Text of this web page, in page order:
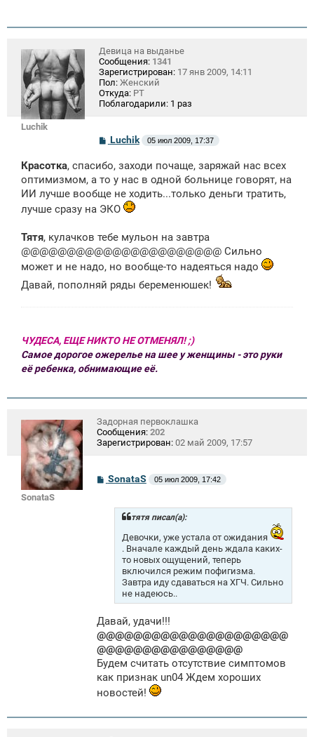
Luchik
Девица на выданье
Сообщения: 1341
Зарегистрирован: 17 янв 2009, 14:11
Пол: Женский
Откуда: РТ
Поблагодарили: 1 раз
С
о
б
щ
н
и
Luchik 05 июл 2009, 17:37
Красотка, спасибо, заходи почаще, заряжай нас всех
оптимизмом, а то у нас в одной больнице говорят, на
ИИ лучше вообще не ходить...только деньги тратить,
лучше сразу на ЭКО
Тятя, кулачков тебе мульон на завтра
@@@@@@@@@@@@@@@@@@@@@@ Сильно
может и не надо, но вообще-то надеяться надо
Давай, пополняй ряды беременюшек!
ЧУДЕСА, ЕЩЕ НИКТО НЕ ОТМЕНЯЛ! ;)
Самое дорогое ожерелье на шее у женщины - это руки
её ребенка, обнимающие её.
SonataS
Задорная первоклашка
Сообщения: 202
Зарегистрирован: 02 май 2009, 17:57
С
о
SonataS 05 июл 2009, 17:42
тятя писал(а):
Девочки, уже устала от ожидания
. Вначале каждый день ждала каких-
то новых ощущений, теперь
включился режим пофигизма.
Завтра иду сдаваться на ХГЧ. Сильно
не надеюсь..
Давай, удачи!!!
@@@@@@@@@@@@@@@@@@@@@
@@@@@@@@@@@@@@@@
Будем считать отсутствие симптомов
как признак un04 Ждем хороших
новостей!